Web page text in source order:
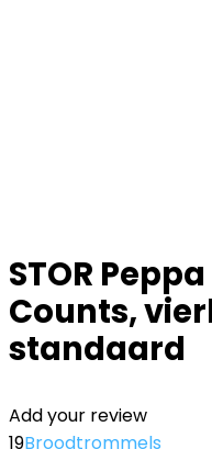
STOR
Counts,
standaard
Add your review
19Broodtrommels